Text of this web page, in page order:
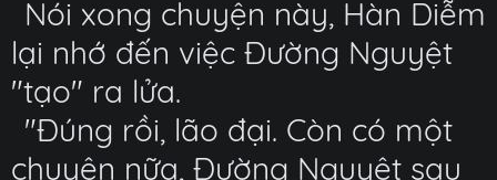
Nói xong chuyện này, Hàn Diễm
lại nhớ đến việc Đường Nguyệt
"tạo" ra lửa.
"Đúng rồi, lão đại. Còn có một
chuyện nữa, Đường Nguyệt sau